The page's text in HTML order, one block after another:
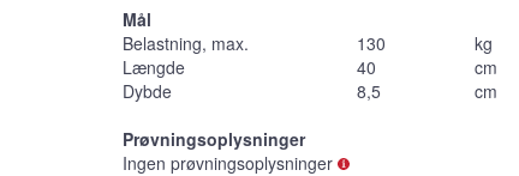
Mål
Belastning, max.
130
kg
Længde
40
cm
Dybde
8,5
cm
Prøvningsoplysninger
Ingen prøvningsoplysninger